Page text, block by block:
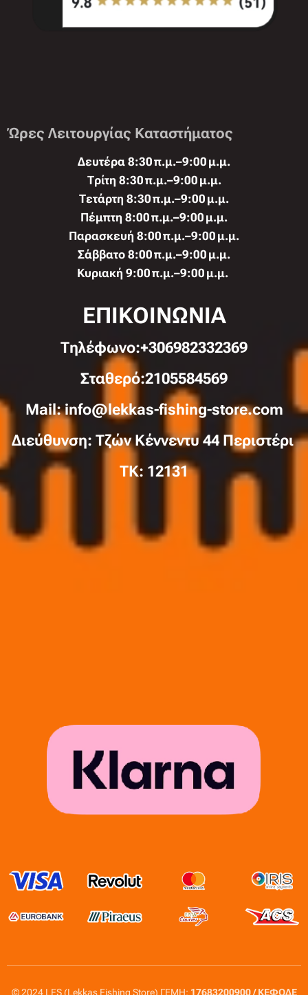
Ώρες Λειτουργίας Καταστήματος
Δευτέρα 8:30 π.μ.–9:00 μ.μ.
Τρίτη 8:30 π.μ.–9:00 μ.μ.
Τετάρτη 8:30 π.μ.–9:00 μ.μ.
Πέμπτη 8:00 π.μ.–9:00 μ.μ.
Παρασκευή 8:00 π.μ.–9:00 μ.μ.
Σάββατο 8:00 π.μ.–9:00 μ.μ.
Κυριακή 9:00 π.μ.–9:00 μ.μ.
ΕΠΙΚΟΙΝΩΝΙΑ
Τηλέφωνo:+306982332369
Σταθερό:2105584569
Mail: info@lekkas-fishing-store.com
Διεύθυνση: Τζών Κέννεντυ 44 Περιστέρι
TK: 12131
© 2024 LFS (Lekkas Fishing Store) ΓΕΜΗ: 17683200900 / ΚΕΦΟΔΕ